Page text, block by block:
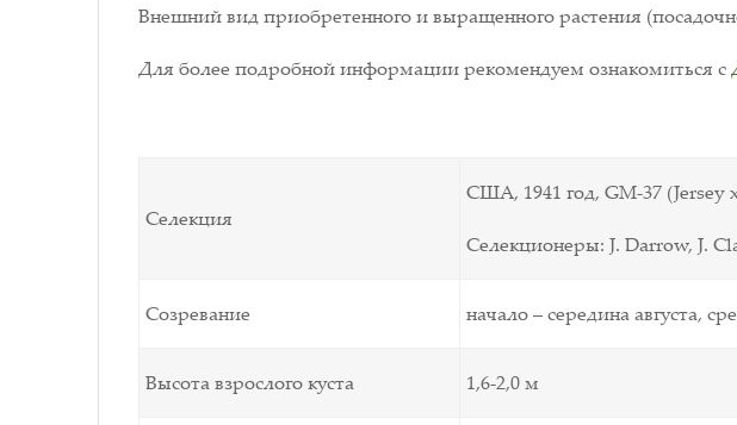
Внешний вид приобретенного и выращенного растения
Для более подробной информации рекомендуем ознакомиться с
Селекция
США, 1941 год, GM-37 (Jersey
Селекционеры: J. Darrow, J.
Созревание начало – середина августа,
Высота взрослого куста 1,6-2,0 м